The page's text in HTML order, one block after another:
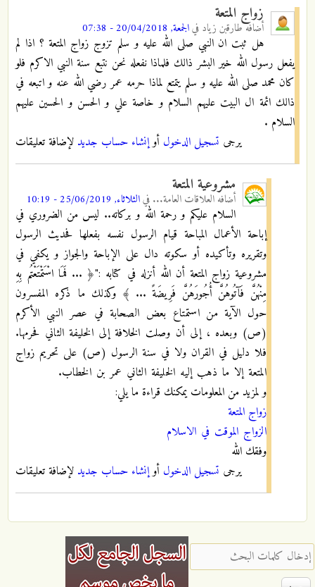
زواج المتعة
أضافهطارقبن زياد فيالجمعة, 20/04/2018 - 07:38
هل ثبت ان النبي صلى الله عليه و سلم تزوج زواج المتعة ؟ اذا لم
يفعل رسول الله خير البشر ذالك فلماذا نفعله نحن نتبع سنة النبي الاكرم فلو
كان محمد صلى الله عليه و سلم يتمتع لماذا حرمه عمر رضي الله عنه و اتبعه في
ذالك ائمة ال البيت عليهم السلام و خاصة علي و الحسن و الحسين عليهم
السلام .
يرجى تسجيل الدخول أوإنشاء حساب جديد لإضافة تعليقات
مشروعية المتعة
أضافه العلاقات العامة... فيالثلاثاء, 25/06/2019 - 10:19
السلام عليكم و رحمة الله و بركاته.. ليس من الضروري في
إباحة الأعمال المباحة قيام الرسول نفسه بفعلها فحديث الرسول
وتقريره وتأكيده أو سكوته دال على الإباحة والجواز و يكفي في
مشروعية زواج المتعة أن الله أنزله في كتابه :"﴿ ... فَمَا اسْتَمْتَعْتُم بِهِ
مِنْهُنَّ فَآتُوهُنَّ أُجُورَهُنَّ فَرِيضَةً ... ﴾ وكذلك ما ذكره المفسرون
حول الآية من استمتاع بعض الصحابة في عصر النبي الأكرم
(ص) وبعده ، إلى أن وصلت الخلافة إلى الخليفة الثاني فحرمها.
فلا دليل في القران ولا في سنة الرسول (ص) على تحريم زواج
المتعة إلا ما ذهب إليه الخليفة الثاني عمر بن الخطاب.
و لمزيد من المعلومات يمكنك قراءة ما يلي:
زواج المتعة
الزواج الموقت في الاسلام
وفقك الله
يرجى تسجيل الدخول أوإنشاء حساب جديد لإضافة تعليقات
‏إدخال كلمات البحث ‏